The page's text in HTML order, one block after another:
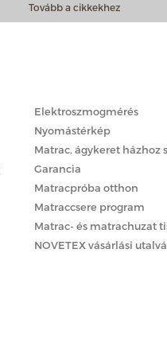
Tovább a cikkekhez
Elektroszmogmérés
Nyomástérkép
Matrac, ágykeret házhoz
Garancia
Matracpróba otthon
Matraccsere program
Matrac- és matrachuzat
NOVETEX vásárlási